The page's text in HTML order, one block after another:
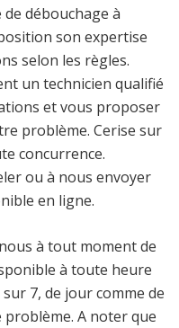
débouchage à
son expertise
selon les règles.
un technicien qualifié
et vous proposer
problème. Cerise sur
concurrence.
ou à nous envoyer
en ligne.
à tout moment de
à toute heure
7, de jour comme de
A noter que